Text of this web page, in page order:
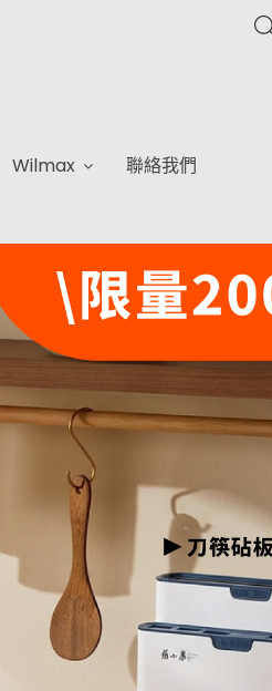
Wilmax 聯絡我們